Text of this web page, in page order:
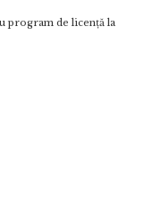
program de licență la